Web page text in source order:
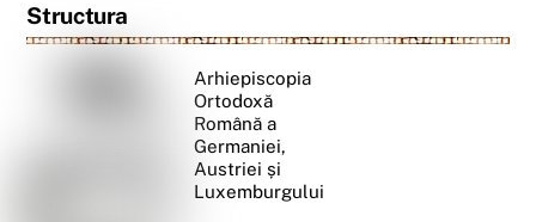
Structura
Arhiepiscopia
Ortodoxă
Română a
Germaniei,
Austriei și
Luxemburgului